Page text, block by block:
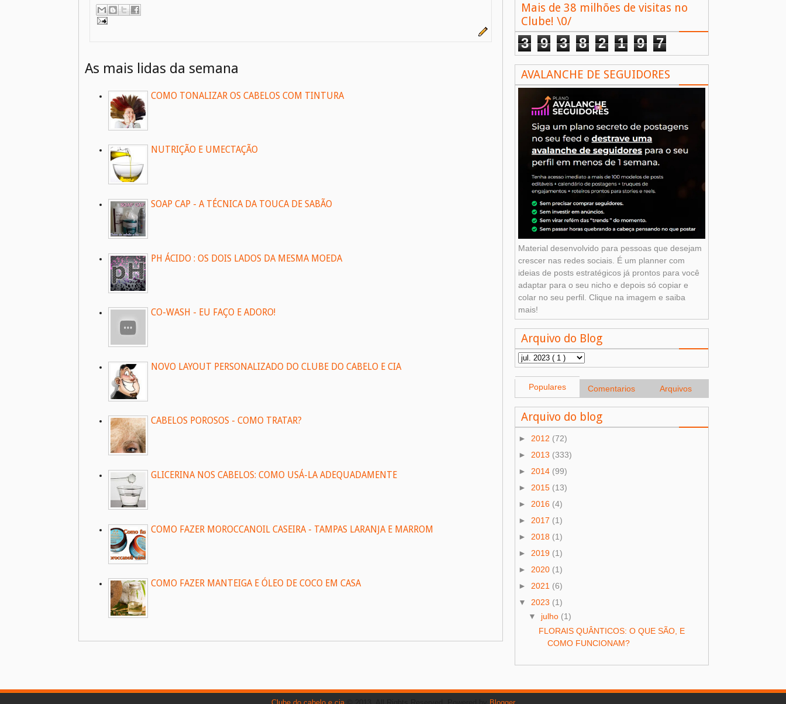
As mais lidas da semana
COMO TONALIZAR OS CABELOS COM TINTURA
NUTRIÇÃO E UMECTAÇÃO
SOAP CAP - A TÉCNICA DA TOUCA DE SABÃO
PH ÁCIDO : OS DOIS LADOS DA MESMA MOEDA
CO-WASH - EU FAÇO E ADORO!
NOVO LAYOUT PERSONALIZADO DO CLUBE DO CABELO E CIA
CABELOS POROSOS - COMO TRATAR?
GLICERINA NOS CABELOS: COMO USÁ-LA ADEQUADAMENTE
COMO FAZER MOROCCANOIL CASEIRA - TAMPAS LARANJA E MARROM
COMO FAZER MANTEIGA E ÓLEO DE COCO EM CASA
Mais de 38 milhões de visitas no
Clube! \0/
3 9 3 8 2 1 9 7
AVALANCHE DE SEGUIDORES
Material desenvolvido para pessoas que desejam
crescer nas redes sociais. É um planner com
ideias de posts estratégicos já prontos para você
adaptar para o seu nicho e depois só copiar e
colar no seu perfil. Clique na imagem e saiba
mais!
Arquivo do Blog
Populares Comentarios Arquivos
Arquivo do blog
► 2012 (72)
► 2013 (333)
► 2014 (99)
► 2015 (13)
► 2016 (4)
► 2017 (1)
► 2018 (1)
► 2019 (1)
► 2020 (1)
► 2021 (6)
▼ 2023 (1)
▼ julho (1)
FLORAIS QUÂNTICOS: O QUE SÃO, E
COMO FUNCIONAM?